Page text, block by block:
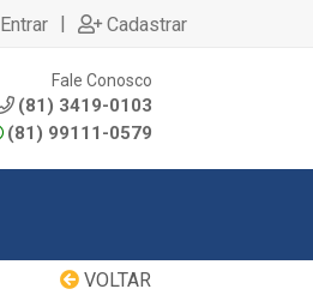
Entrar | Cadastrar
Fale Conosco
(81) 3419-0103
(81) 99111-0579
VOLTAR